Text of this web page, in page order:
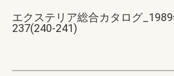
エクステリア総合カタログ
237(240-241)